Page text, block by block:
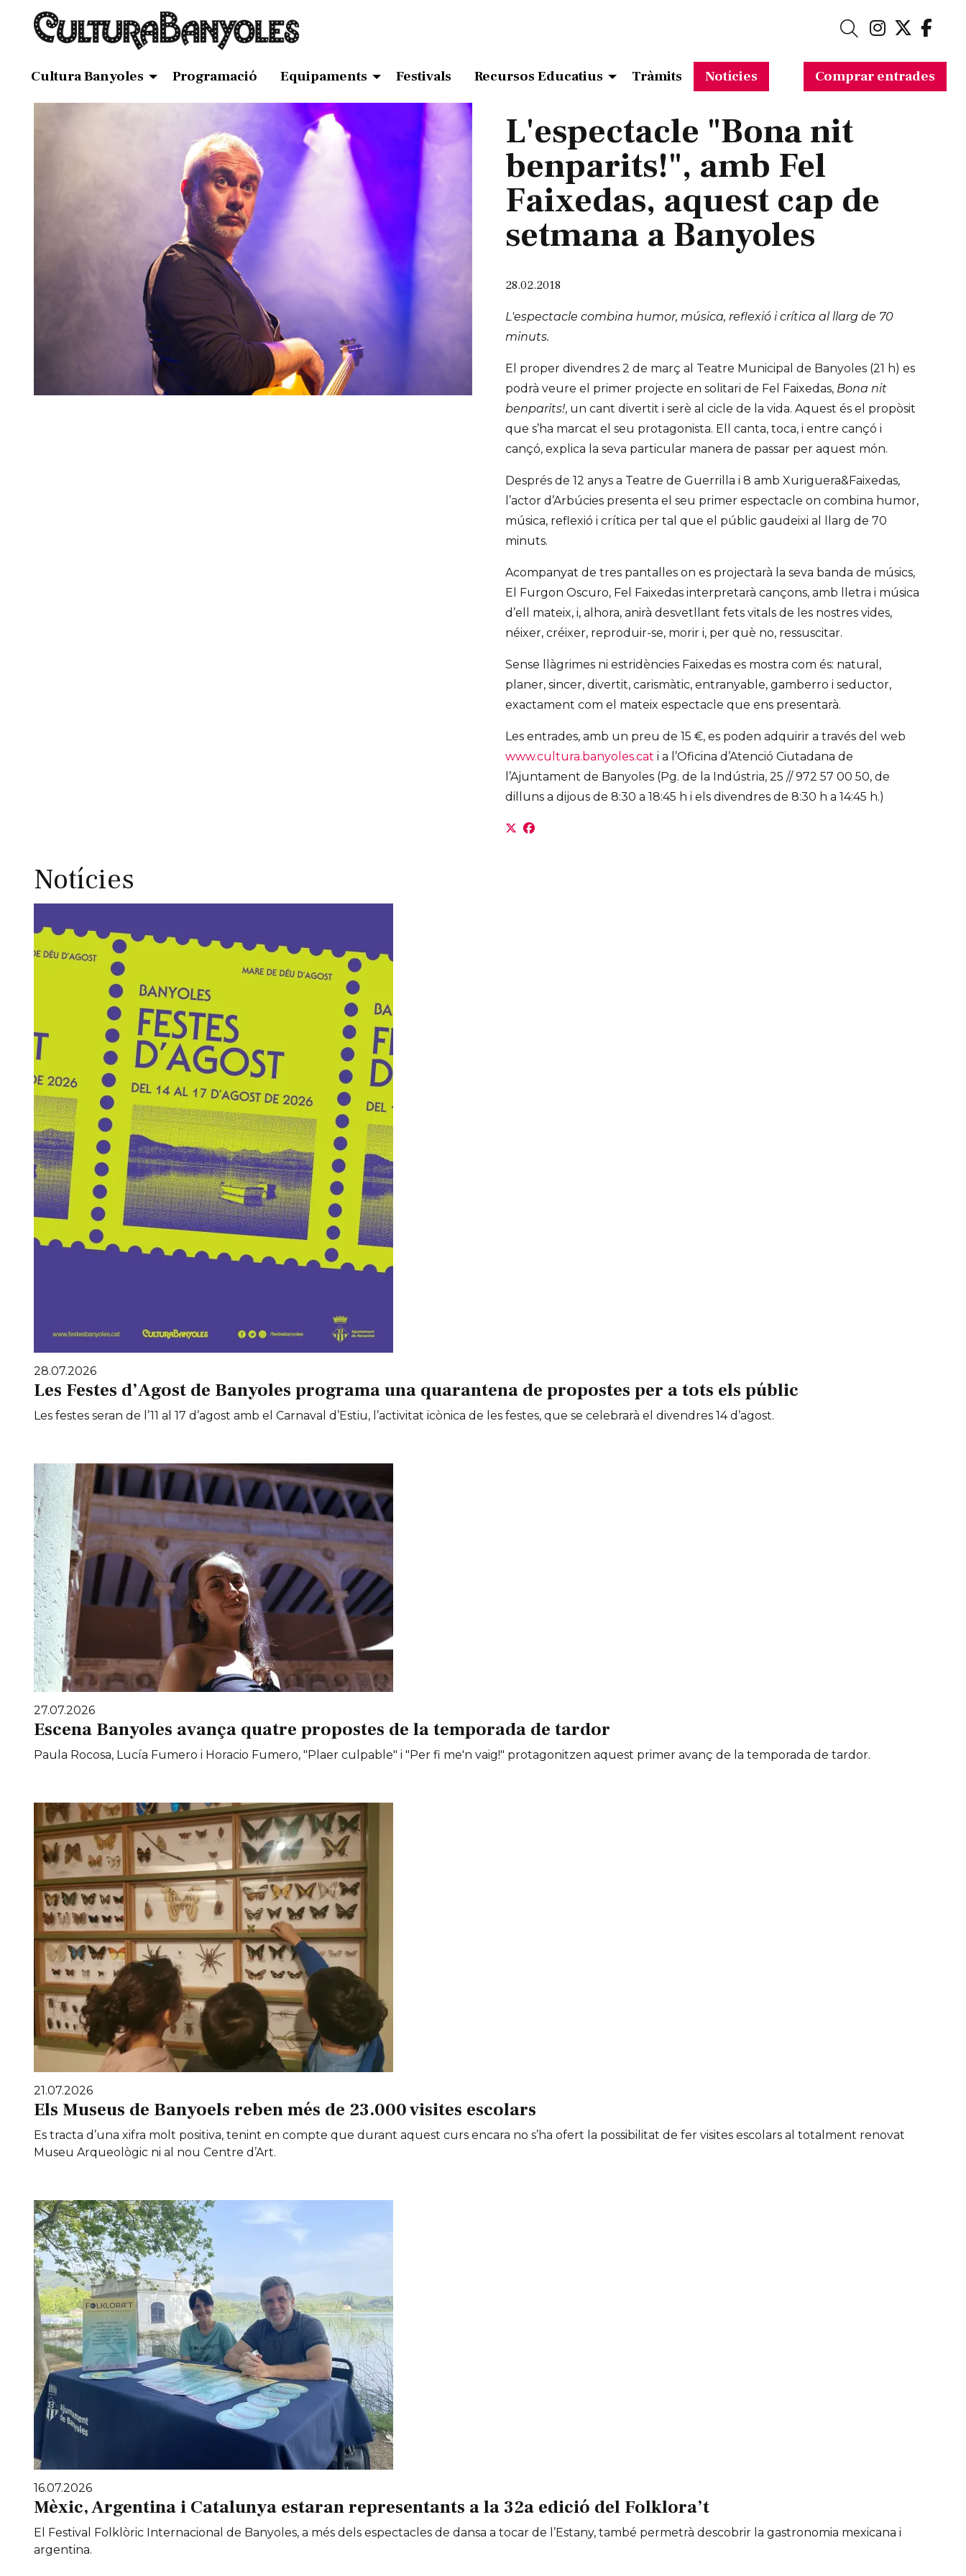
Link aLink
Cerca
Cultura Banyoles Programació Equipaments Festivals Recursos Educatius Tràmits Notícies Comprar entrades
L'espectacle "Bona nit
benparits!", amb Fel
Faixedas, aquest cap de
setmana a Banyoles
28.02.2018
L'espectacle combina humor, música, reflexió i crítica al llarg de 70
minuts.
El proper divendres 2 de març al Teatre Municipal de Banyoles (21 h) es
podrà veure el primer projecte en solitari de Fel Faixedas, Bona nit
benparits!, un cant divertit i serè al cicle de la vida. Aquest és el propòsit
que s’ha marcat el seu protagonista. Ell canta, toca, i entre cançó i
cançó, explica la seva particular manera de passar per aquest món.
Després de 12 anys a Teatre de Guerrilla i 8 amb Xuriguera&Faixedas,
l’actor d’Arbúcies presenta el seu primer espectacle on combina humor,
música, reflexió i crítica per tal que el públic gaudeixi al llarg de 70
minuts.
Acompanyat de tres pantalles on es projectarà la seva banda de músics,
El Furgon Oscuro, Fel Faixedas interpretarà cançons, amb lletra i música
d’ell mateix, i, alhora, anirà desvetllant fets vitals de les nostres vides,
néixer, créixer, reproduir-se, morir i, per què no, ressuscitar.
Sense llàgrimes ni estridències Faixedas es mostra com és: natural,
planer, sincer, divertit, carismàtic, entranyable, gamberro i seductor,
exactament com el mateix espectacle que ens presentarà.
Les entrades, amb un preu de 15 €, es poden adquirir a través del web
www.cultura.banyoles.cat i a l’Oficina d’Atenció Ciutadana de
l’Ajuntament de Banyoles (Pg. de la Indústria, 25 // 972 57 00 50, de
dilluns a dijous de 8:30 a 18:45 h i els divendres de 8:30 h a 14:45 h.)
Notícies
28.07.2026
Les Festes d’Agost de Banyoles programa una quarantena de propostes per a tots els públic
Les festes seran de l’11 al 17 d’agost amb el Carnaval d’Estiu, l’activitat icònica de les festes, que se celebrarà el divendres 14 d’agost.
27.07.2026
Escena Banyoles avança quatre propostes de la temporada de tardor
Paula Rocosa, Lucía Fumero i Horacio Fumero, "Plaer culpable" i "Per fi me'n vaig!" protagonitzen aquest primer avanç de la temporada de tardor.
21.07.2026
Els Museus de Banyoels reben més de 23.000 visites escolars
Es tracta d’una xifra molt positiva, tenint en compte que durant aquest curs encara no s’ha ofert la possibilitat de fer visites escolars al totalment renovat
Museu Arqueològic ni al nou Centre d’Art.
16.07.2026
Mèxic, Argentina i Catalunya estaran representants a la 32a edició del Folklora’t
El Festival Folklòric Internacional de Banyoles, a més dels espectacles de dansa a tocar de l’Estany, també permetrà descobrir la gastronomia mexicana i
argentina.